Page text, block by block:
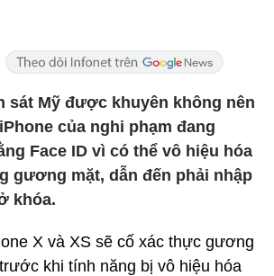
sát Mỹ được khuyên không nên
của nghi phạm đang
Face ID vì có thể vô hiệu hóa
gương mặt, dẫn đến phải nhập
khóa.
X và XS sẽ cố xác thực gương
khi tính năng bị vô hiệu hóa